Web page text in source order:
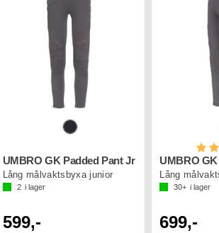
UMBRO GK Padded Pant Jr
Lång målvaktsbyxa junior
2 i lager
599,-
Betyg:
UMBRO
Lång
30+ i lager
699,-